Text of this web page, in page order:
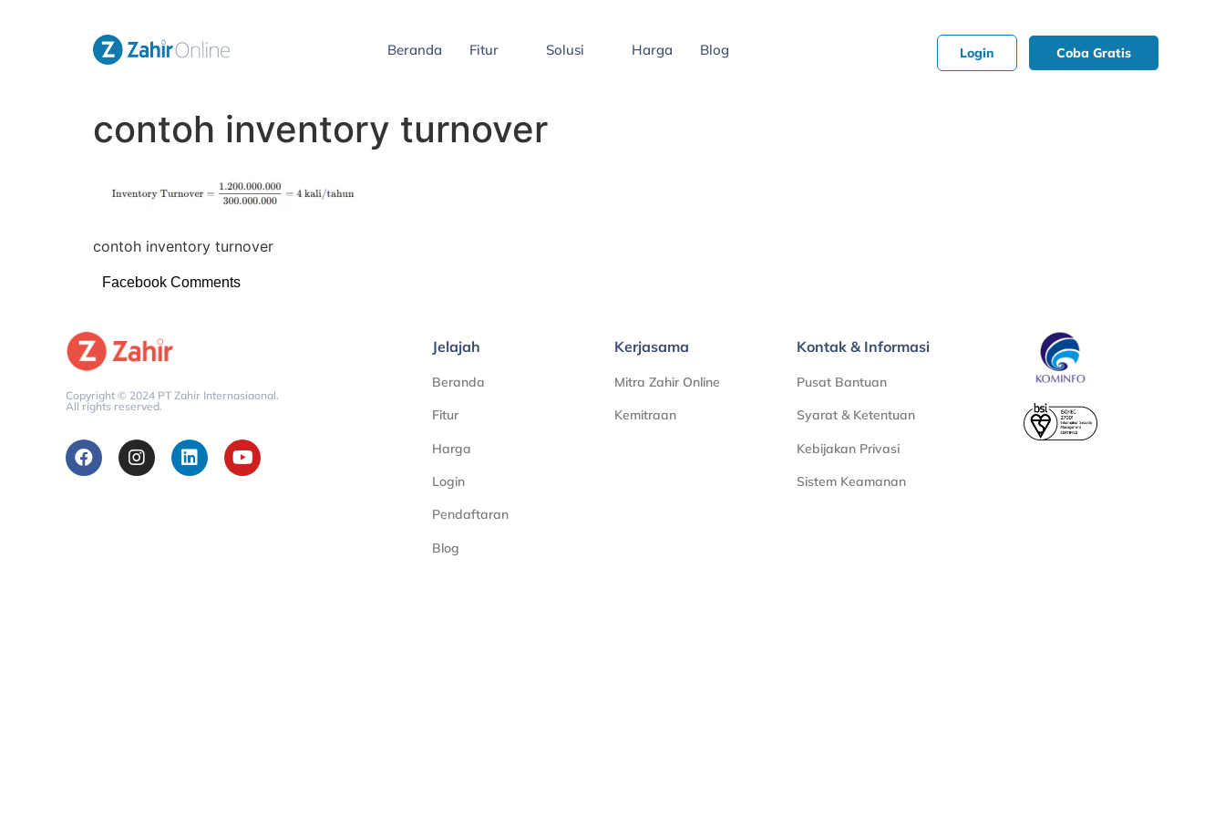
Beranda Fitur Solusi Harga Blog Login Coba Gratis
contoh inventory turnover
contoh inventory turnover
Facebook Comments
Copyright © 2024 PT Zahir Internasiaonal.
All rights reserved.
Jelajah
Beranda
Fitur
Harga
Login
Pendaftaran
Blog
Kerjasama
Mitra Zahir Online
Kemitraan
Kontak & Informasi
Pusat Bantuan
Syarat & Ketentuan
Kebijakan Privasi
Sistem Keamanan